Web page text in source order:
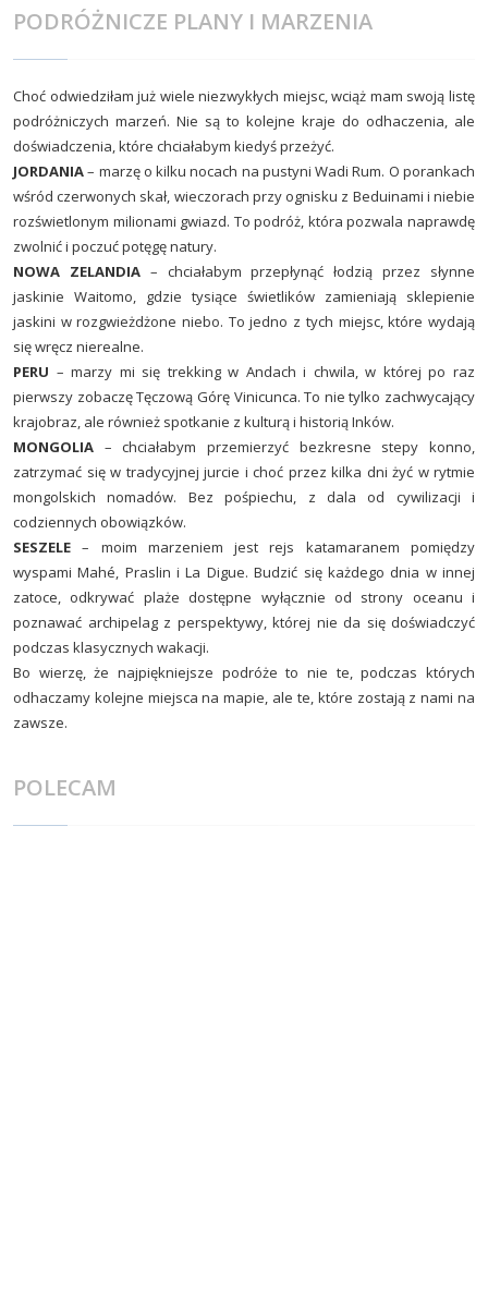
PODRÓŻNICZE PLANY I MARZENIA
Choć odwiedziłam już wiele niezwykłych miejsc, wciąż mam swoją listę
podróżniczych marzeń. Nie są to kolejne kraje do odhaczenia, ale
doświadczenia, które chciałabym kiedyś przeżyć.
JORDANIA– marzę o kilku nocach na pustyni Wadi Rum. O porankach
wśród czerwonych skał, wieczorach przy ognisku z Beduinami i niebie
rozświetlonym milionami gwiazd. To podróż, która pozwala naprawdę
zwolnić i poczuć potęgę natury.
NOWA ZELANDIA– chciałabym przepłynąć łodzią przez słynne
jaskinie Waitomo, gdzie tysiące świetlików zamieniają sklepienie
jaskini w rozgwieżdżone niebo. To jedno z tych miejsc, które wydają
się wręcz nierealne.
PERU – marzy mi się trekking w Andach i chwila, w której po raz
pierwszy zobaczę Tęczową Górę Vinicunca. To nie tylko zachwycający
krajobraz, ale również spotkanie z kulturą i historią Inków.
MONGOLIA – chciałabym przemierzyć bezkresne stepy konno,
zatrzymać się w tradycyjnej jurcie i choć przez kilka dni żyć w rytmie
mongolskich nomadów. Bez pośpiechu, z dala od cywilizacji i
codziennych obowiązków.
SESZELE – moim marzeniem jest rejs katamaranem pomiędzy
wyspami Mahé, Praslin i La Digue. Budzić się każdego dnia w innej
zatoce, odkrywać plaże dostępne wyłącznie od strony oceanu i
poznawać archipelag z perspektywy, której nie da się doświadczyć
podczas klasycznych wakacji.
Bo wierzę, że najpiękniejsze podróże to nie te, podczas których
odhaczamy kolejne miejsca na mapie, ale te, które zostają z nami na
zawsze.
POLECAM